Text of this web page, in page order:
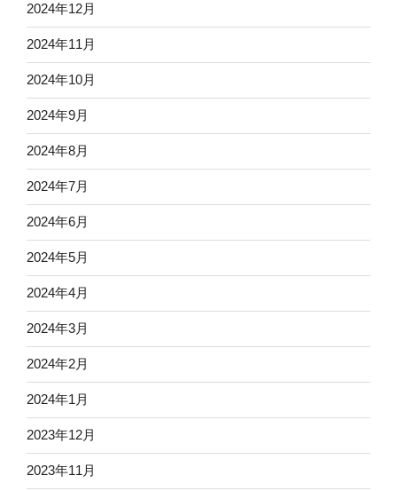
2024年12月
2024年11月
2024年10月
2024年9月
2024年8月
2024年7月
2024年6月
2024年5月
2024年4月
2024年3月
2024年2月
2024年1月
2023年12月
2023年11月